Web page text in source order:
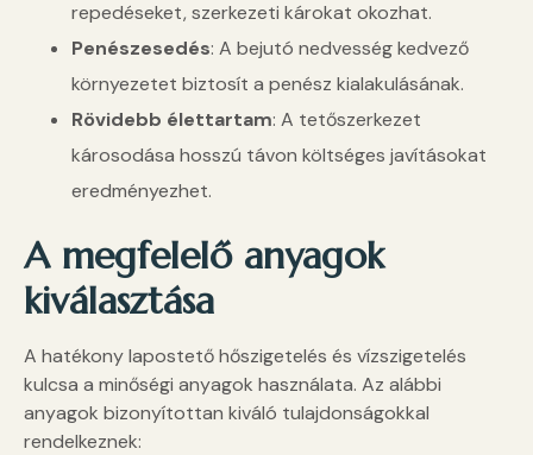
repedéseket, szerkezeti károkat okozhat.
Penészesedés: A bejutó nedvesség kedvező
környezetet biztosít a penész kialakulásának.
Rövidebb élettartam: A tetőszerkezet
károsodása hosszú távon költséges javításokat
eredményezhet.
A megfelelő anyagok
kiválasztása
A hatékony lapostető hőszigetelés és vízszigetelés
kulcsa a minőségi anyagok használata. Az alábbi
anyagok bizonyítottan kiváló tulajdonságokkal
rendelkeznek: